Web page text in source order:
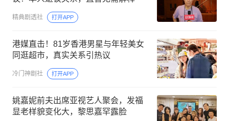
精典剧透社 打开APP
港媒直击！81岁香港男星与年轻美女
同逛超市，真实关系引热议
冷门神剧社 打开APP
姚嘉妮前夫出席亚视艺人聚会，发福
显老样貌变化大，黎思嘉罕露脸